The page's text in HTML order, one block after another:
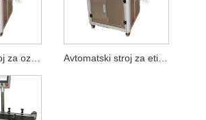
Avtomatski stroj za označevanje strani cevi za mazalno olje